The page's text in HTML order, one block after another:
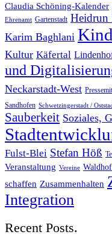
Claudia Schöning-Kalender
Ehrenamt Gartenstadt Heidrun
Karim Baghlani
Kultur Käfertal
und
Neckarstadt-West
Sandhofen Schwetzingerstadt /
Sauberkeit Soziales,
Fulst-Blei Stefan Höß
Veranstaltung Vereine
schaffen Zusammenhalten
Integration
Recent Posts.